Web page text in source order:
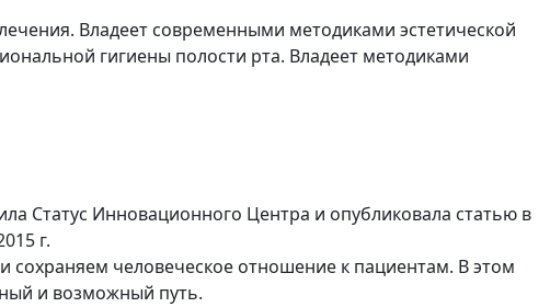
Владеет современными методиками эстетической
гигиены полости рта. Владеет методиками
Статус Инновационного Центра и опубликовала статью в
г.
сохраняем человеческое отношение к пациентам. В этом
и возможный путь.